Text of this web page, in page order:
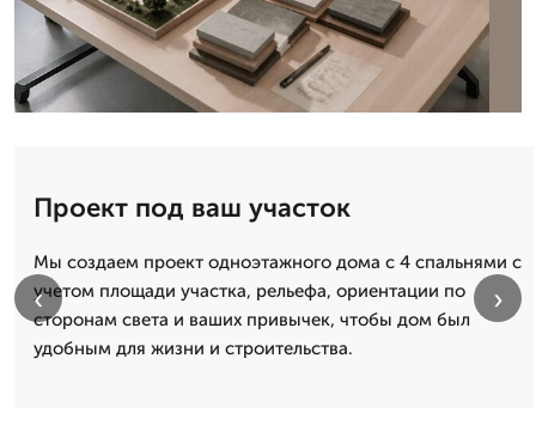
Проект под ваш участок
Мы создаем проект одноэтажного дома с 4 спальнями с
учетом площади участка, рельефа, ориентации по
сторонам света и ваших привычек, чтобы дом был
удобным для жизни и строительства.
‹ ›